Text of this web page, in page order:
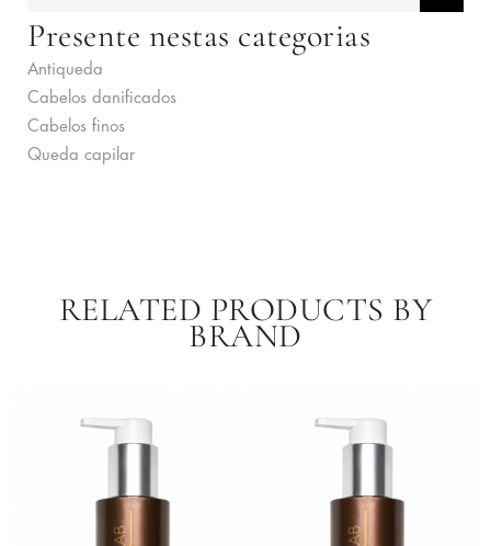
Presente nestas categorias
Antiqueda
Cabelos danificados
Cabelos finos
Queda capilar
RELATED PRODUCTS BY
BRAND